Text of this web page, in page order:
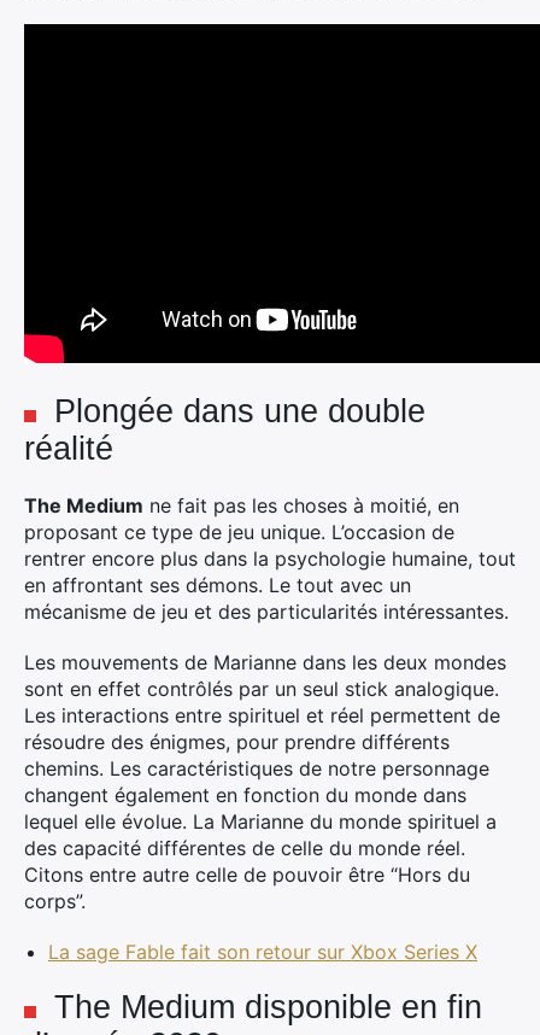
Plongée dans une double
réalité
The Medium ne fait pas les choses à moitié, en
proposant ce type de jeu unique. L’occasion de
rentrer encore plus dans la psychologie humaine, tout
en affrontant ses démons. Le tout avec un
mécanisme de jeu et des particularités intéressantes.
Les mouvements de Marianne dans les deux mondes
sont en effet contrôlés par un seul stick analogique.
Les interactions entre spirituel et réel permettent de
résoudre des énigmes, pour prendre différents
chemins. Les caractéristiques de notre personnage
changent également en fonction du monde dans
lequel elle évolue. La Marianne du monde spirituel a
des capacité différentes de celle du monde réel.
Citons entre autre celle de pouvoir être “Hors du
corps”.
La sage Fable fait son retour sur Xbox Series X
The Medium disponible en fin